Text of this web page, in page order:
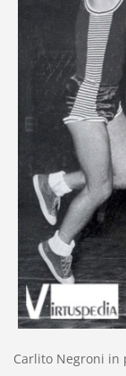
Carlito Negroni in